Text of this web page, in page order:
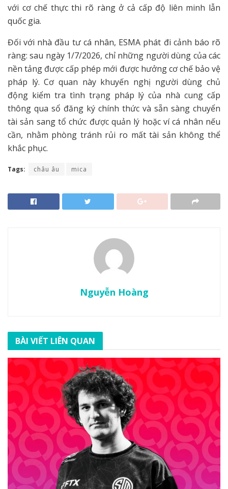
với cơ chế thực thi rõ ràng ở cả cấp độ liên minh lẫn
quốc gia.
Đối với nhà đầu tư cá nhân, ESMA phát đi cảnh báo rõ
ràng: sau ngày 1/7/2026, chỉ những người dùng của các
nền tảng được cấp phép mới được hưởng cơ chế bảo vệ
pháp lý. Cơ quan này khuyến nghị người dùng chủ
động kiểm tra tình trạng pháp lý của nhà cung cấp
thông qua sổ đăng ký chính thức và sẵn sàng chuyển
tài sản sang tổ chức được quản lý hoặc ví cá nhân nếu
cần, nhằm phòng tránh rủi ro mất tài sản không thể
khắc phục.
Tags: châu âu mica
Nguyễn Hoàng
BÀI VIẾT LIÊN QUAN